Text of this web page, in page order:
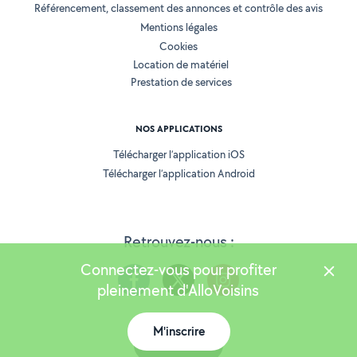
Retrouvez-nous :
Référencement, classement des annonces et contrôle des avis
Mentions légales
Cookies
Location de matériel
Prestation de services
NOS APPLICATIONS
Télécharger l’application iOS
Télécharger l’application Android
Version 25.5.3
Connectez-vous pour profiter
pleinement d'AlloVoisins
M'inscrire